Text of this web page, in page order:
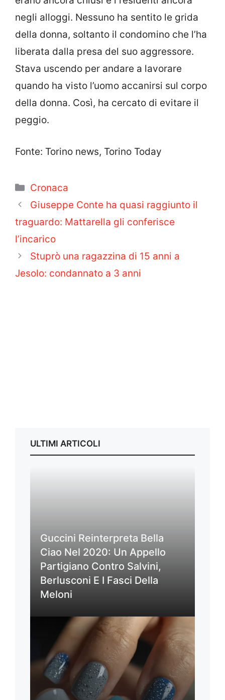
negli alloggi. Nessuno ha sentito le grida
della donna, soltanto il condomino che l’ha
liberata dalla presa del suo aggressore.
Stava uscendo per andare a lavorare
quando ha visto l’uomo accanirsi sul corpo
della donna. Così, ha cercato di evitare il
peggio.
Fonte: Torino news, Torino Today
Categorie
Cronaca
Giuseppe Conte ha quasi raggiunto il
traguardo: Mattarella gli conferisce
l’incarico
Stuprò una ragazzina di 15 anni a
Jesolo: condannato a 3 anni
ULTIMI ARTICOLI
Guccini Reinterpreta Bella
Ciao Nel 2020: Un Appello
Partigiano Contro Salvini,
Berlusconi E I Fasci Della
Meloni